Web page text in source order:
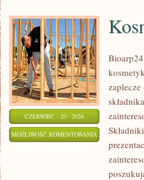
CZERWIEC - 20 - 2026
MOŻLIWOŚĆ KOMENTOWANIA KOSMETYKI